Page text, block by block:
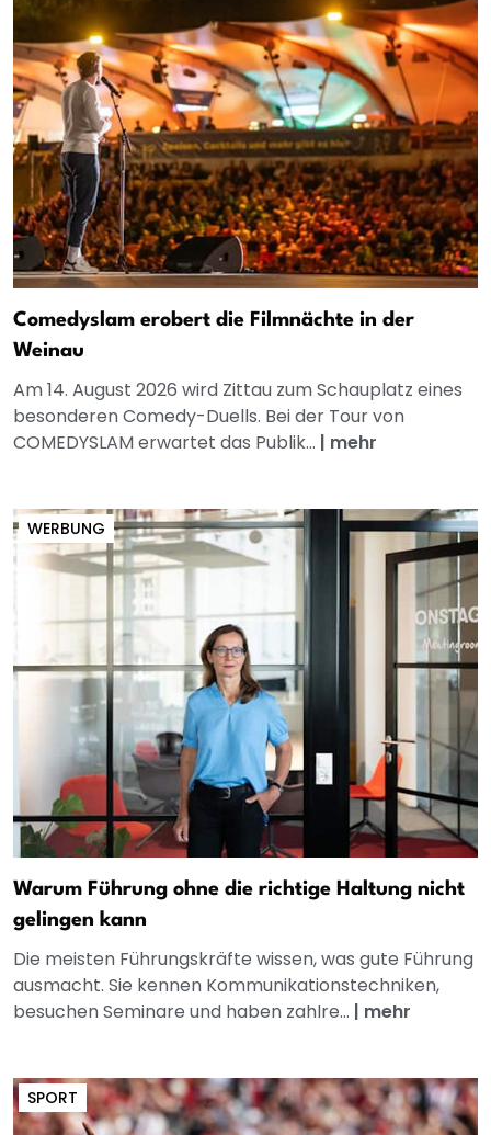
Comedyslam erobert die Filmnächte in der
Weinau
Am 14. August 2026 wird Zittau zum Schauplatz eines
besonderen Comedy-Duells. Bei der Tour von
COMEDYSLAM erwartet das Publik... | mehr
WERBUNG
Warum Führung ohne die richtige Haltung nicht
gelingen kann
Die meisten Führungskräfte wissen, was gute Führung
ausmacht. Sie kennen Kommunikationstechniken,
besuchen Seminare und haben zahlre... | mehr
SPORT